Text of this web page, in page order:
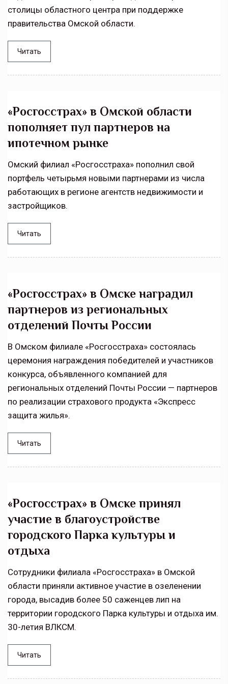
столицы областного центра при поддержке
правительства Омской области.
Читать
«Росгосстрах» в Омской области
пополняет пул партнеров на
ипотечном рынке
Омский филиал «Росгосстраха» пополнил свой
портфель четырьмя новыми партнерами из числа
работающих в регионе агентств недвижимости и
застройщиков.
Читать
«Росгосстрах» в Омске наградил
партнеров из региональных
отделений Почты России
В Омском филиале «Росгосстраха» состоялась
церемония награждения победителей и участников
конкурса, объявленного компанией для
региональных отделений Почты России — партнеров
по реализации страхового продукта «Экспресс
защита жилья».
Читать
«Росгосстрах» в Омске принял
участие в благоустройстве
городского Парка культуры и
отдыха
Сотрудники филиала «Росгосстраха» в Омской
области приняли активное участие в озеленении
города, высадив более 50 саженцев лип на
территории городского Парка культуры и отдыха им.
30-летия ВЛКСМ.
Читать